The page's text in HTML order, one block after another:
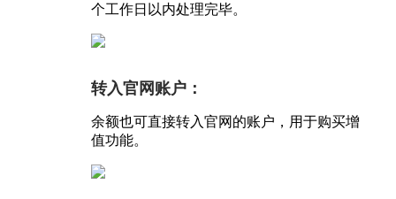
个工作日以内处理完毕。
转入官网账户：
余额也可直接转入官网的账户，用于购买增
值功能。